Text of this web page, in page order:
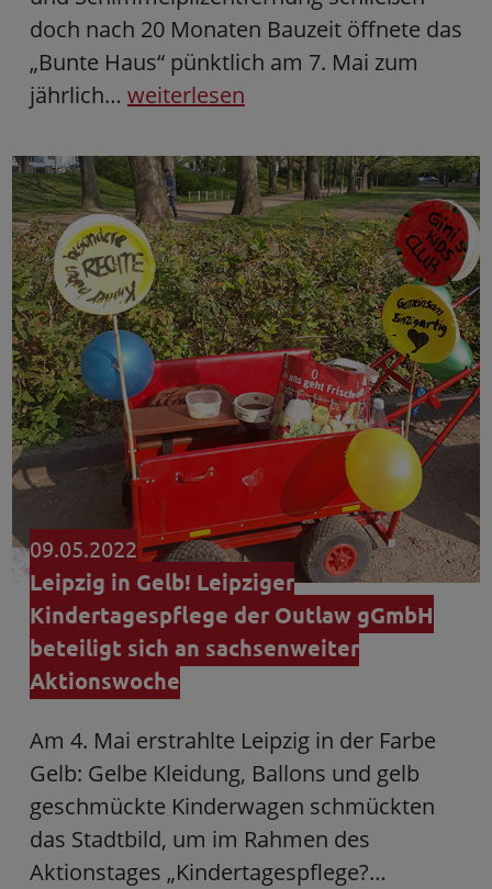
doch nach 20 Monaten Bauzeit öffnete das
„Bunte Haus“ pünktlich am 7. Mai zum
jährlich… weiterlesen
09.05.2022
Leipzig in Gelb! Leipziger
Kindertagespflege der Outlaw gGmbH
beteiligt sich an sachsenweiter
Aktionswoche
Am 4. Mai erstrahlte Leipzig in der Farbe
Gelb: Gelbe Kleidung, Ballons und gelb
geschmückte Kinderwagen schmückten
das Stadtbild, um im Rahmen des
Aktionstages „Kindertagespflege?…